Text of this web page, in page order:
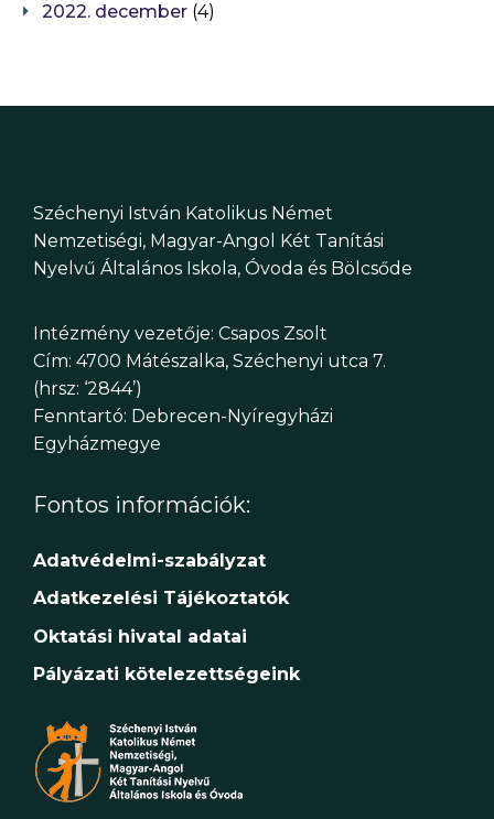
2022. december (4)
Széchenyi István Katolikus Német
Nemzetiségi, Magyar-Angol Két Tanítási
Nyelvű Általános Iskola, Óvoda és Bölcsőde
Intézmény vezetője: Csapos Zsolt
Cím: 4700 Mátészalka, Széchenyi utca 7.
(hrsz: ‘2844’)
Fenntartó: Debrecen-Nyíregyházi
Egyházmegye
Fontos információk:
Adatvédelmi-szabályzat
Adatkezelési Tájékoztatók
Oktatási hivatal adatai
Pályázati kötelezettségeink